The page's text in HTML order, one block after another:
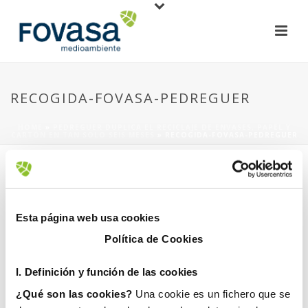
Esta página web usa cookies
Política de Cookies
I. Definición y función de las cookies
¿Qué son las cookies? Una cookie es un fichero que se
RECOGIDA-FOVASA-PEDREGUER
19 julio, 2021